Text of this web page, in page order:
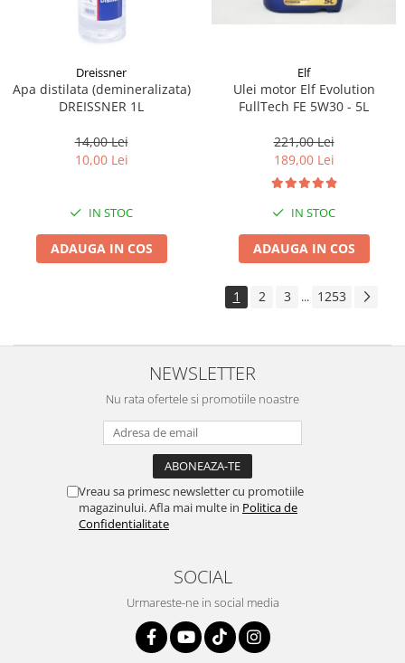
Dreissner
Apa distilata (demineralizata)
DREISSNER 1L
14,00 Lei
10,00 Lei
IN STOC
ADAUGA IN COS
Elf
Ulei motor Elf Evolution
FullTech FE 5W30 - 5L
221,00 Lei
189,00 Lei
IN STOC
ADAUGA IN COS
1 2 3 ... 1253
NEWSLETTER
Nu rata ofertele si promotiile noastre
Vreau sa primesc newsletter cu promotiile
magazinului. Afla mai multe in Politica de
Confidentialitate
SOCIAL
Urmareste-ne in social media